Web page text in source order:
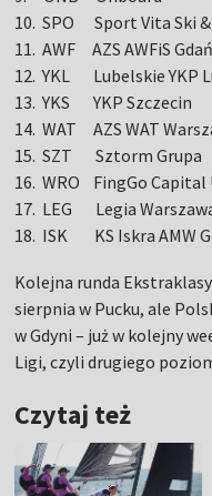
10. SPO Sport
11. AWF AZS
12. YKL
13. YKS YKP
14. WAT AZS
15. SZT
16. WRO FingGo
17. LEG Legia
18. ISK KS Iskra
Kolejna runda
sierpnia w Pucku, ale
w Gdyni – już w kolejny
Ligi, czyli drugiego
Czytaj też